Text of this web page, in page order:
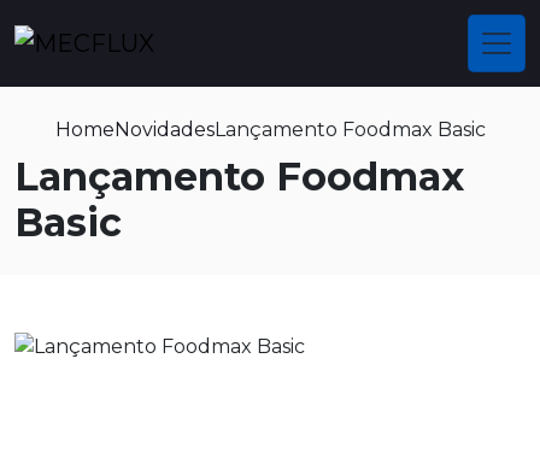
HomeNovidadesLançamento Foodmax Basic
Lançamento Foodmax
Basic